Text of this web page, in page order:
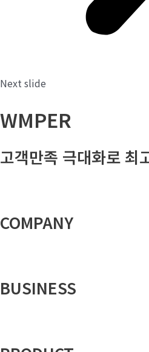
Next slide
WMPER
고객만족 극대화로 최
COMPANY
BUSINESS